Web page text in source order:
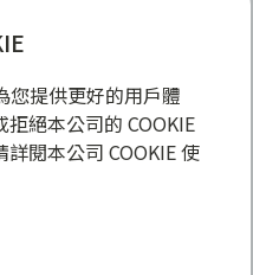
安心
司及代辦業務，也未與代辦
提款卡或實體信用卡，請提
，理性理財最安心。總費用年
，仍以各合作商家提供之商
Consumer Finance
您提供更好的用戶體
絕本公司的 COOKIE
閱本公司 COOKIE 使